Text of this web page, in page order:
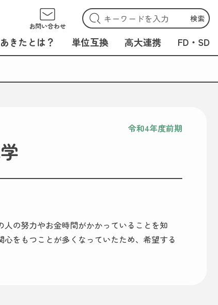
お問い合わせ
検索
きたとは？ 単位互換 高大連携 FD・SD
令和4年度前期
の努力やお金時間がかかっていることを知
をもつことが多くなっていたため、希望する